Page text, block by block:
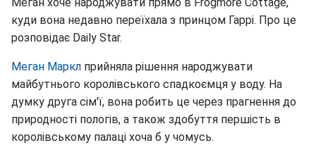
Меган хоче народжувати прямо в Frogmore Cottage,
куди вона недавно переїхала з принцом Гаррі. Про це
розповідає Daily Star.
Меган Маркл прийняла рішення народжувати
майбутнього королівського спадкоємця у воду. На
думку друга сім'ї, вона робить це через прагнення до
природності пологів, а також здобуття першість в
королівському палаці хоча б у чомусь.